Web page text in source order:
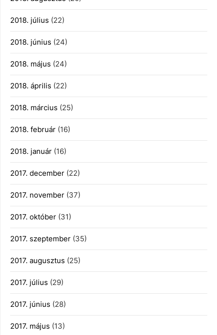
2018. július (22)
2018. június (24)
2018. május (24)
2018. április (22)
2018. március (25)
2018. február (16)
2018. január (16)
2017. december (22)
2017. november (37)
2017. október (31)
2017. szeptember (35)
2017. augusztus (25)
2017. július (29)
2017. június (28)
2017. május (13)